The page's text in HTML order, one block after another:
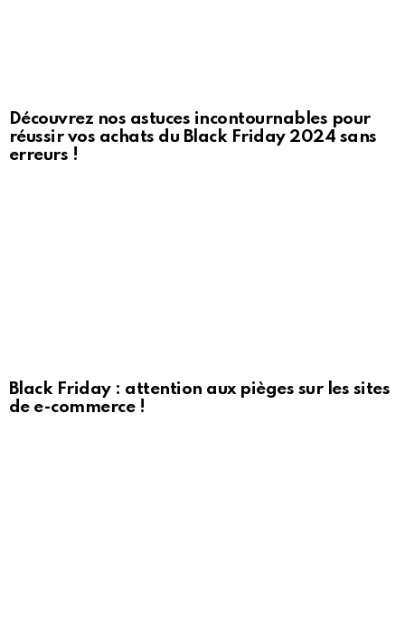
Découvrez nos astuces incontournables pour
réussir vos achats du Black Friday 2024 sans
erreurs !
Black Friday : attention aux pièges sur les sites
de e-commerce !